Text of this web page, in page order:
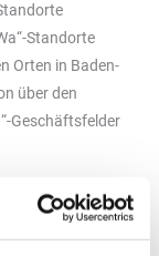
Standorte
Orten in Baden-
über den
Geschäftsfelder